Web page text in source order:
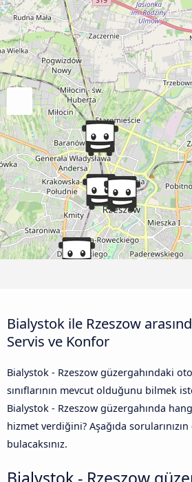
Bialystok ile Rzeszow
Servis ve Konfor
Bialystok - Rzeszow güzergahındaki
sınıflarının mevcut olduğunu bilmek
Bialystok - Rzeszow güzergahında
hizmet verdiğini? Aşağıda sorularınızın
bulacaksınız.